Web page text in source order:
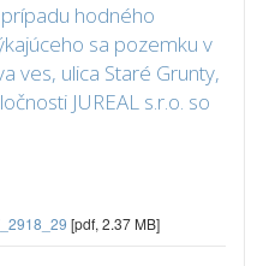
hodného
sa pozemku v
ves, ulica Staré Grunty,
JUREAL s.r.o. so
[pdf, 2.37 MB]